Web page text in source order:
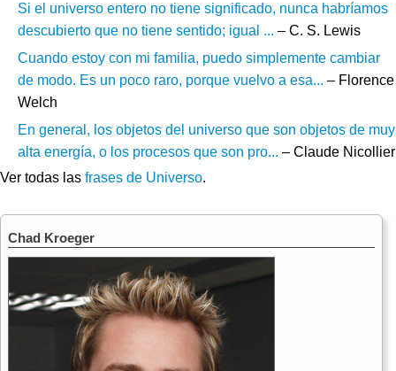
Si el universo entero no tiene significado, nunca habríamos
descubierto que no tiene sentido; igual ... – C. S. Lewis
Cuando estoy con mi familia, puedo simplemente cambiar
de modo. Es un poco raro, porque vuelvo a esa... – Florence
Welch
En general, los objetos del universo que son objetos de muy
alta energía, o los procesos que son pro... – Claude Nicollier
Ver todas las frases de Universo.
Chad Kroeger